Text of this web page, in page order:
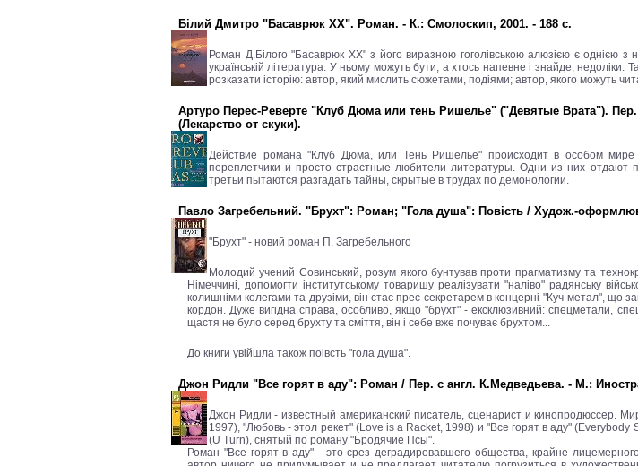
Білий Дмитро "Басаврюк ХХ". Роман. - К.: Смолоскип, 2001. - 188 с.
Роман Д.Білого "Басаврюк ХХ" з його виразною гоголівською алюзією є однією з
українській література. У ньому можуть бути, а хтось напевне і знайде,
розказати історію: автор, який мислить сюжетами, подіями; автор, якого можуть
Артуро Перес-Реверте "Клуб Дюма или тень Ришелье" ("Девятые Врата").
(Лекарство от скуки).
Действие романа "Клуб Дюма, или Тень Ришелье" происходит в особом
переплетчики и просто страстные любители литературы. Одни из них отдают
третьи пытаются разгадать тайны, скрытые в трудах по демонологии.
Павло Загребельний. "Брухт": Роман; "Гола душа": Повість / Худож.-
"Брухт" - новий роман П. Загребельного
Молодий учений Совинський, розум якого бунтував проти прагматизму та
Німеччині, допомогти інститутському товаришу реалізувати "наліво" радянську
колишніми колегами та друзіми, він стає прес-секретарем в концерні "Куч-метал", що
кордон. Дуже вигідна справа, особливо, якщо "брухт" - ексклюзивний: спецметали,
щастя не було серед брухту та сміття, він і себе вже почуває брухтом...
До книги увійшла також поівсть "гола душа".
Джон Ридли "Все горят в аду": Роман / Пер. с англ. К.Медведьева. - М.:
Джон Ридли - известный американский писатель, сценарист и кинопродюссер.
1997), "Любовь - этол рекет" (Love is a Racket, 1998) и "Все горят в аду"
(U Turn), снятый по роману "Бродячие Псы".
Роман "Все горят в аду" - это срез деградировавшего общества, крайне